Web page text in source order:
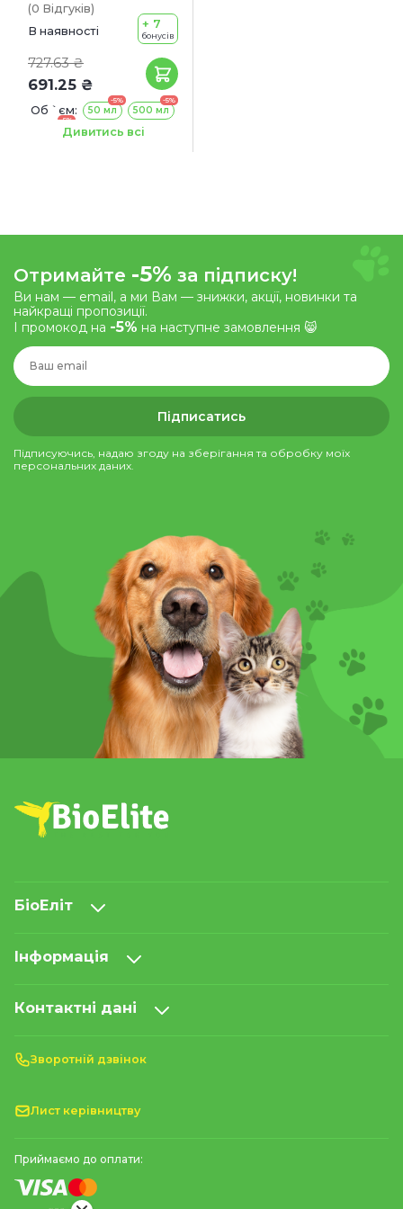
(0 Відгуків)
В наявності
727.63 ₴
691.25 ₴
+ 7
бонусів
Об `єм:
-5%
50 мл
-5%
500 мл
-5%
3.79 лДивитись всі
Отримайте -5% за підписку!
Ви нам — email, а ми Вам — знижки, акції, новинки та
найкращі пропозиції.
І промокод на -5% на наступне замовлення 😸
Підписатись
Підписуючись, надаю згоду на зберігання та обробку моїх
персональних даних.
БіоЕліт
Інформація
Контактні дані
Зворотній дзвінок
Лист керівництву
Приймаємо до оплати: